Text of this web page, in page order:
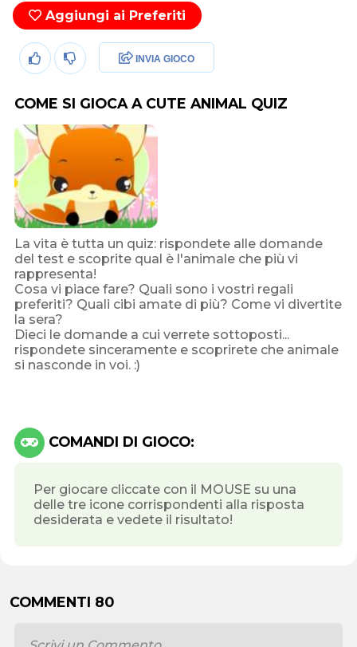
Aggiungi ai Preferiti
INVIA GIOCO
COME SI GIOCA A CUTE ANIMAL QUIZ
La vita è tutta un quiz: rispondete alle domande
del test e scoprite qual è l'animale che più vi
rappresenta!
Cosa vi piace fare? Quali sono i vostri regali
preferiti? Quali cibi amate di più? Come vi divertite
la sera?
Dieci le domande a cui verrete sottoposti...
rispondete sinceramente e scoprirete che animale
si nasconde in voi. :)
COMANDI DI GIOCO:
Per giocare cliccate con il MOUSE su una
delle tre icone corrispondenti alla risposta
desiderata e vedete il risultato!
COMMENTI 80